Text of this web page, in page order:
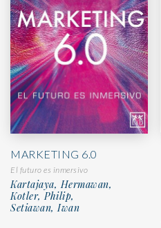
MARKETING 6.0
El futuro es inmersivo
Kartajaya, Hermawan,
Kotler, Philip,
Setiawan, Iwan